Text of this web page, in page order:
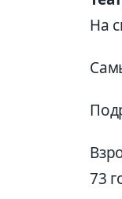
На
73